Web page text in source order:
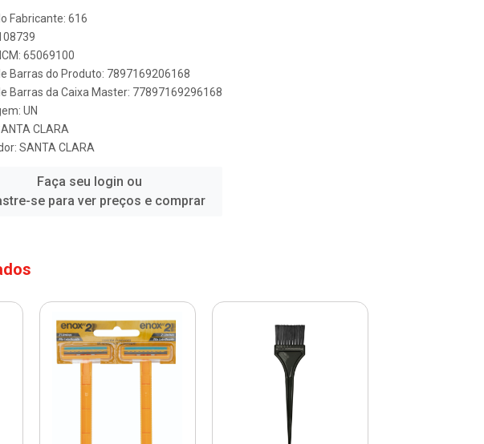
Fabricante: 616
65069100
Barras do Produto: 7897169206168
Barras da Caixa Master: 77897169296168
UN
CLARA
SANTA CLARA
Faça seu login ou
se para ver preços e comprar